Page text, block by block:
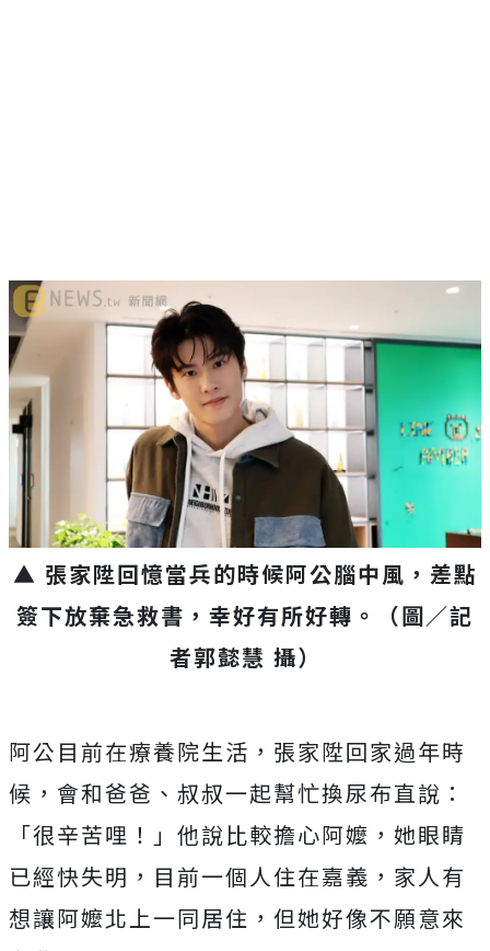
▲ 張家陞回憶當兵的時候阿公腦中風，差點
簽下放棄急救書，幸好有所好轉。（圖／記
者郭懿慧 攝）
阿公目前在療養院生活，張家陞回家過年時
候，會和爸爸、叔叔一起幫忙換尿布直說：
「很辛苦哩！」他說比較擔心阿嬤，她眼睛
已經快失明，目前一個人住在嘉義，家人有
想讓阿嬤北上一同居住，但她好像不願意來